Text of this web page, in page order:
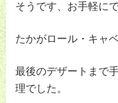
そうです、お手軽に
たかがロール・キャ
最後のデザートまで
理でした。